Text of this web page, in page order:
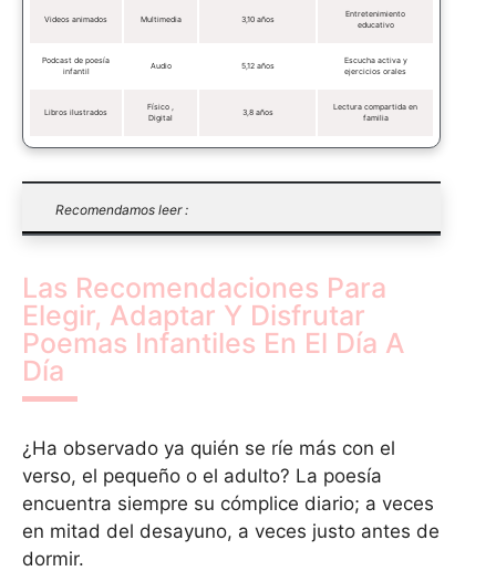
Videos animados Multimedia 3,10 años
Entretenimiento
educativo
Podcast de poesía
infantil
Audio 5,12 años
Escucha activa y
ejercicios orales
Libros ilustrados
Físico ,
Digital
3,8 años
Lectura compartida en
familia
Recomendamos leer :
Las Recomendaciones Para
Elegir, Adaptar Y Disfrutar
Poemas Infantiles En El Día A
Día
¿Ha observado ya quién se ríe más con el
verso, el pequeño o el adulto? La poesía
encuentra siempre su cómplice diario; a veces
en mitad del desayuno, a veces justo antes de
dormir.